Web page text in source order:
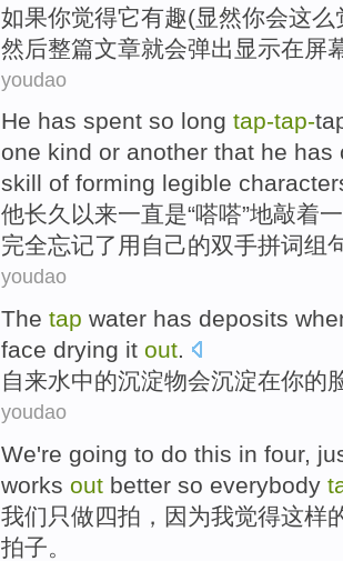
如果你觉得它有趣(显然你会这么
然后整篇文章就会弹出 显示在屏
youdao
He has spent so long tap-tap-
one kind or another that he has
skill of forming legible
他长久 以来一直是“嗒嗒”地敲着一
完全忘记了 用 自己的双手拼词组
youdao
The tap water has deposits
face drying it out.
自来水中的沉淀物会沉淀在你的
youdao
We're going to do this in four,
works out better so everybody
我们 只做四拍 ， 因为我觉得这样
拍子。